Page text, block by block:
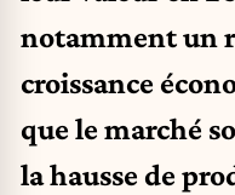
notamment un
croissance
que le marché
la hausse de